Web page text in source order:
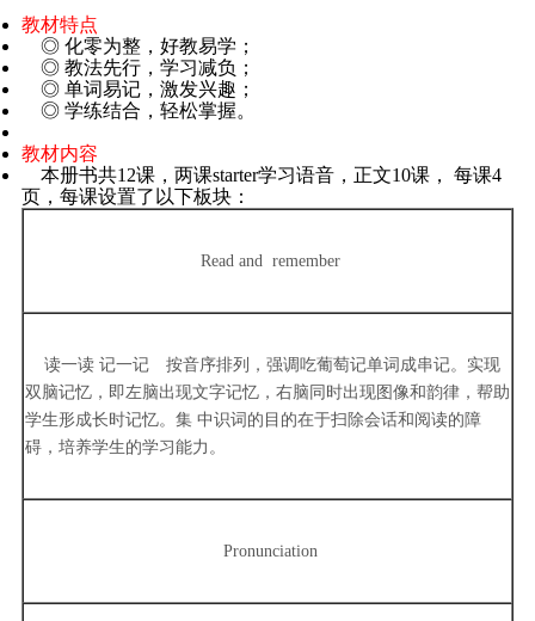
教材特点
◎ 化零为整，好教易学；
◎ 教法先行，学习减负；
◎ 单词易记，激发兴趣；
◎ 学练结合，轻松掌握。
教材内容
本册书共12课，两课starter学习语音，正文10课， 每课4
页，每课设置了以下板块：
Read and remember
读一读 记一记 按音序排列，强调吃葡萄记单词成串记。实现
双脑记忆，即左脑出现文字记忆，右脑同时出现图像和韵律，帮助
学生形成长时记忆。集 中识词的目的在于扫除会话和阅读的障
碍，培养学生的学习能力。
Pronunciation